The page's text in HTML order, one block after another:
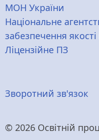
МОН України
Національне
забезпечення
Ліцензійне ПЗ
Меню
колонтитулу
Зворотний зв'язок
© 2026 Освітній